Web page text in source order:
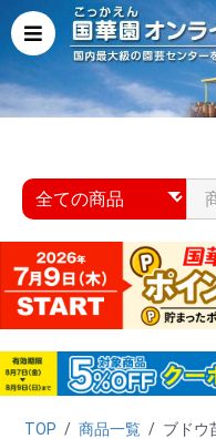
TOP / 商品一覧 / ブドウ